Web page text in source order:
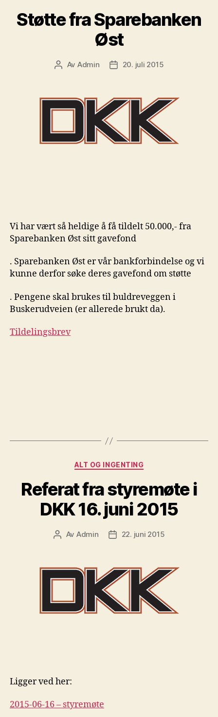
Støtte fra Sparebanken
Øst
Innleggsforfatter
Av Admin Publiseringsdato
20. juli 2015
Vi har vært så heldige å få tildelt 50.000,- fra
Sparebanken Øst sitt gavefond
. Sparebanken Øst er vår bankforbindelse og vi
kunne derfor søke deres gavefond om støtte
. Pengene skal brukes til buldreveggen i
Buskerudveien (er allerede brukt da).
Tildelingsbrev
Kategorier
ALT OG INGENTING
Referat fra styremøte i
DKK 16. juni 2015
Innleggsforfatter
Av Admin Publiseringsdato
22. juni 2015
Ligger ved her:
2015-06-16 – styremøte